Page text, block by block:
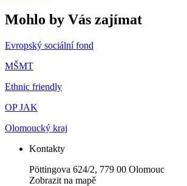
Mohlo by Vás zajímat
Evropský sociální fond
MŠMT
Ethnic friendly
OP JAK
Olomoucký kraj
Kontakty
Pöttingova 624/2, 779 00 Olomouc
Zobrazit na mapě